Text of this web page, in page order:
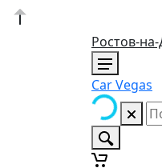
Ростов-
Car Vegas